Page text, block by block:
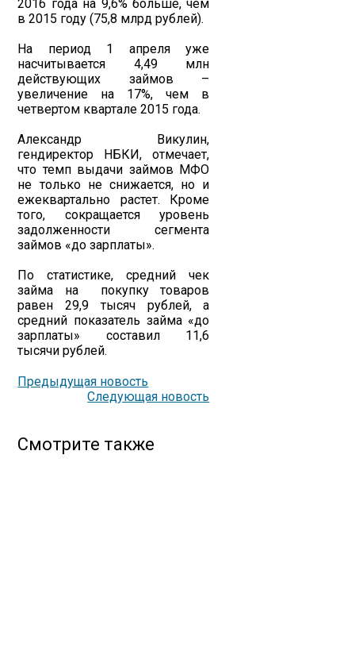
2016 года на 9,6% больше, чем
в 2015 году (75,8 млрд рублей).
На период 1 апреля уже
насчитывается 4,49 млн
действующих займов –
увеличение на 17%, чем в
четвертом квартале 2015 года.
Александр Викулин,
гендиректор НБКИ, отмечает,
что темп выдачи займов МФО
не только не снижается, но и
ежеквартально растет. Кроме
того, сокращается уровень
задолженности сегмента
займов «до зарплаты».
По статистике, средний чек
займа на покупку товаров
равен 29,9 тысяч рублей, а
средний показатель займа «до
зарплаты» составил 11,6
тысячи рублей.
Предыдущая новость
Следующая новость
Смотрите также